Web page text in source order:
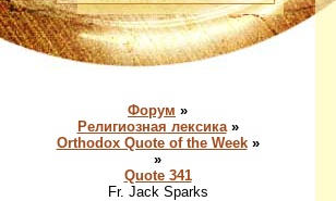
Форум »
Религиозная лексика»
Orthodox Quote of the Week»
»
Quote 341
Fr. Jack Sparks